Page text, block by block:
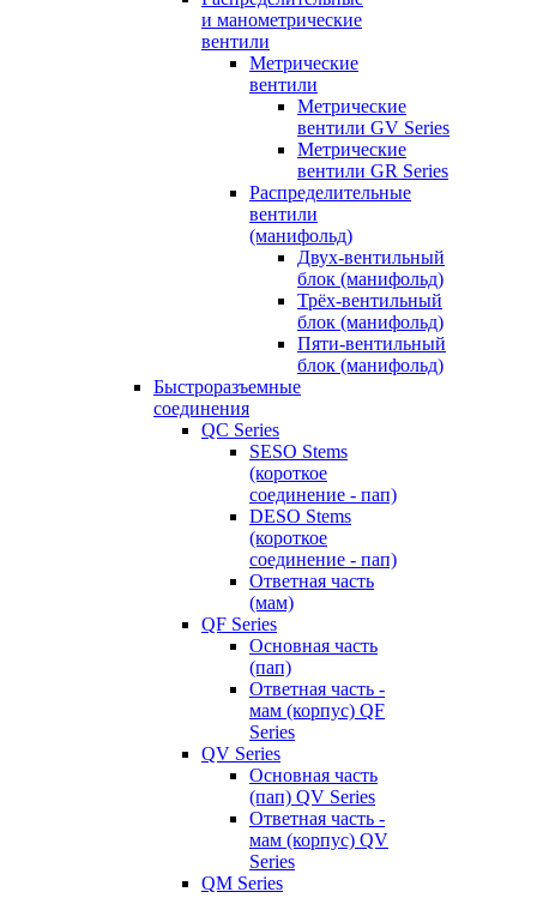
и манометрические
вентили
Метрические
вентили
Метрические
вентили GV Series
Метрические
вентили GR Series
Распределительные
вентили
(манифольд)
Двух-вентильный
блок (манифольд)
Трёх-вентильный
блок (манифольд)
Пяти-вентильный
блок (манифольд)
Быстроразъемные
соединения
QC Series
SESO Stems
(короткое
соединение - пап)
DESO Stems
(короткое
соединение - пап)
Ответная часть
(мам)
QF Series
Основная часть
(пап)
Ответная часть -
мам (корпус) QF
Series
QV Series
Основная часть
(пап) QV Series
Ответная часть -
мам (корпус) QV
Series
QM Series